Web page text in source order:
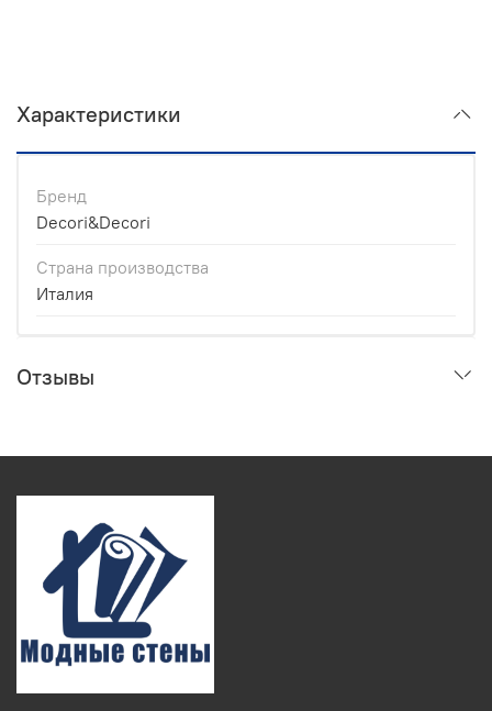
Характеристики
Бренд
Decori&Decori
Страна производства
Италия
Отзывы